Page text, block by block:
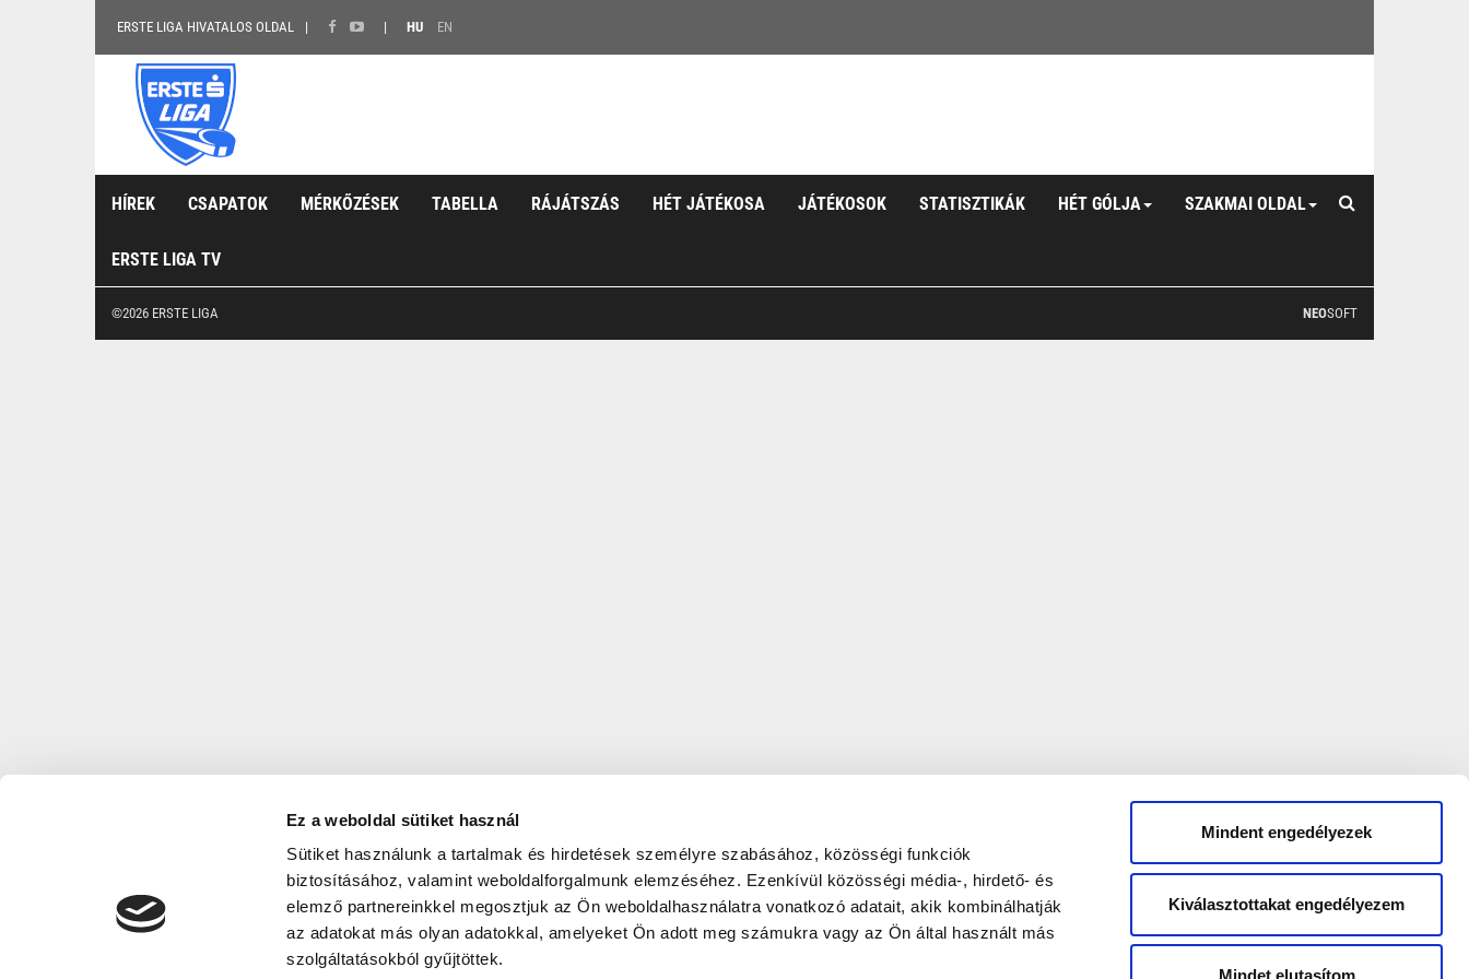
Ez a weboldal sütiket használ
Sütiket használunk a tartalmak és hirdetések személyre szabásához, közösségi funkciók
biztosításához, valamint weboldalforgalmunk elemzéséhez. Ezenkívül közösségi média-, hirdető- és
elemző partnereinkkel megosztjuk az Ön weboldalhasználatra vonatkozó adatait, akik kombinálhatják
az adatokat más olyan adatokkal, amelyeket Ön adott meg számukra vagy az Ön által használt más
szolgáltatásokból gyűjtöttek.
Mindent engedélyezek
Kiválasztottakat engedélyezem
Mindet elutasítom
ERSTE LIGA HIVATALOS OLDAL HU EN
HÍREK CSAPATOK MÉRKŐZÉSEK TABELLA RÁJÁTSZÁS HÉT JÁTÉKOSA JÁTÉKOSOK STATISZTIKÁK HÉT GÓLJA SZAKMAI OLDAL
ERSTE LIGA TV
©2026 ERSTE LIGA NEOSOFT